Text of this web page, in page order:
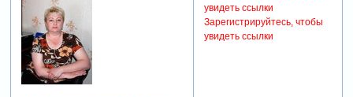
увидеть ссылки
Зарегистрируйтесь, чтобы
увидеть ссылки